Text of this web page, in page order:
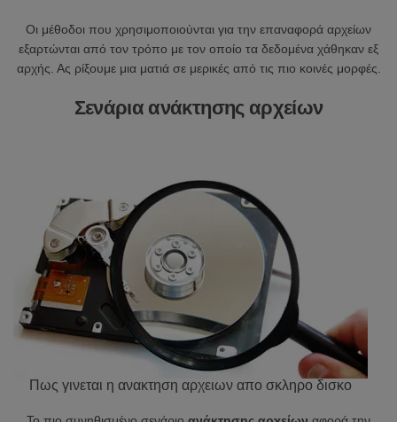
Οι μέθοδοι που χρησιμοποιούνται για την επαναφορά αρχείων
εξαρτώνται από τον τρόπο με τον οποίο τα δεδομένα χάθηκαν εξ
αρχής. Ας ρίξουμε μια ματιά σε μερικές από τις πιο κοινές μορφές.
Σενάρια ανάκτησης αρχείων
Πως γινεται η ανακτηση αρχειων απο σκληρο δισκο